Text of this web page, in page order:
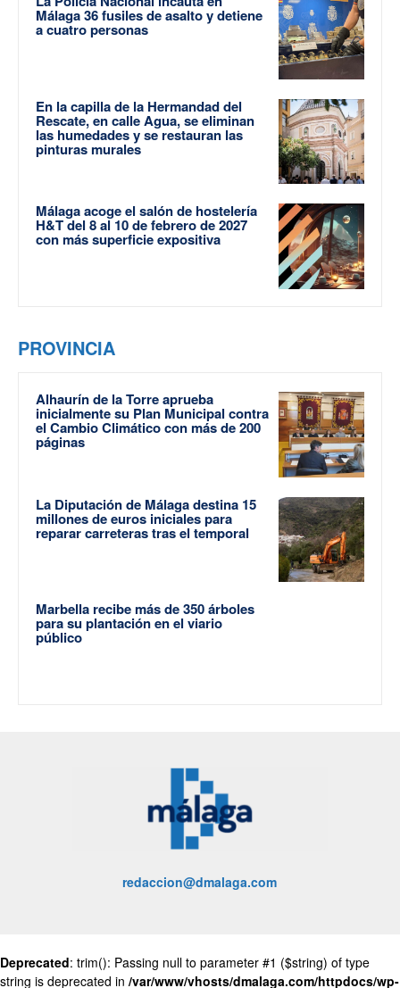
Málaga 36 fusiles de asalto y detiene
a cuatro personas
En la capilla de la Hermandad del
Rescate, en calle Agua, se eliminan
las humedades y se restauran las
pinturas murales
Málaga acoge el salón de hostelería
H&T del 8 al 10 de febrero de 2027
con más superficie expositiva
PROVINCIA
Alhaurín de la Torre aprueba
inicialmente su Plan Municipal contra
el Cambio Climático con más de 200
páginas
La Diputación de Málaga destina 15
millones de euros iniciales para
reparar carreteras tras el temporal
Marbella recibe más de 350 árboles
para su plantación en el viario
público
redaccion@dmalaga.com
Deprecated: trim(): Passing null to parameter #1 ($string) of type
string is deprecated in /var/www/vhosts/dmalaga.com/httpdocs/wp-